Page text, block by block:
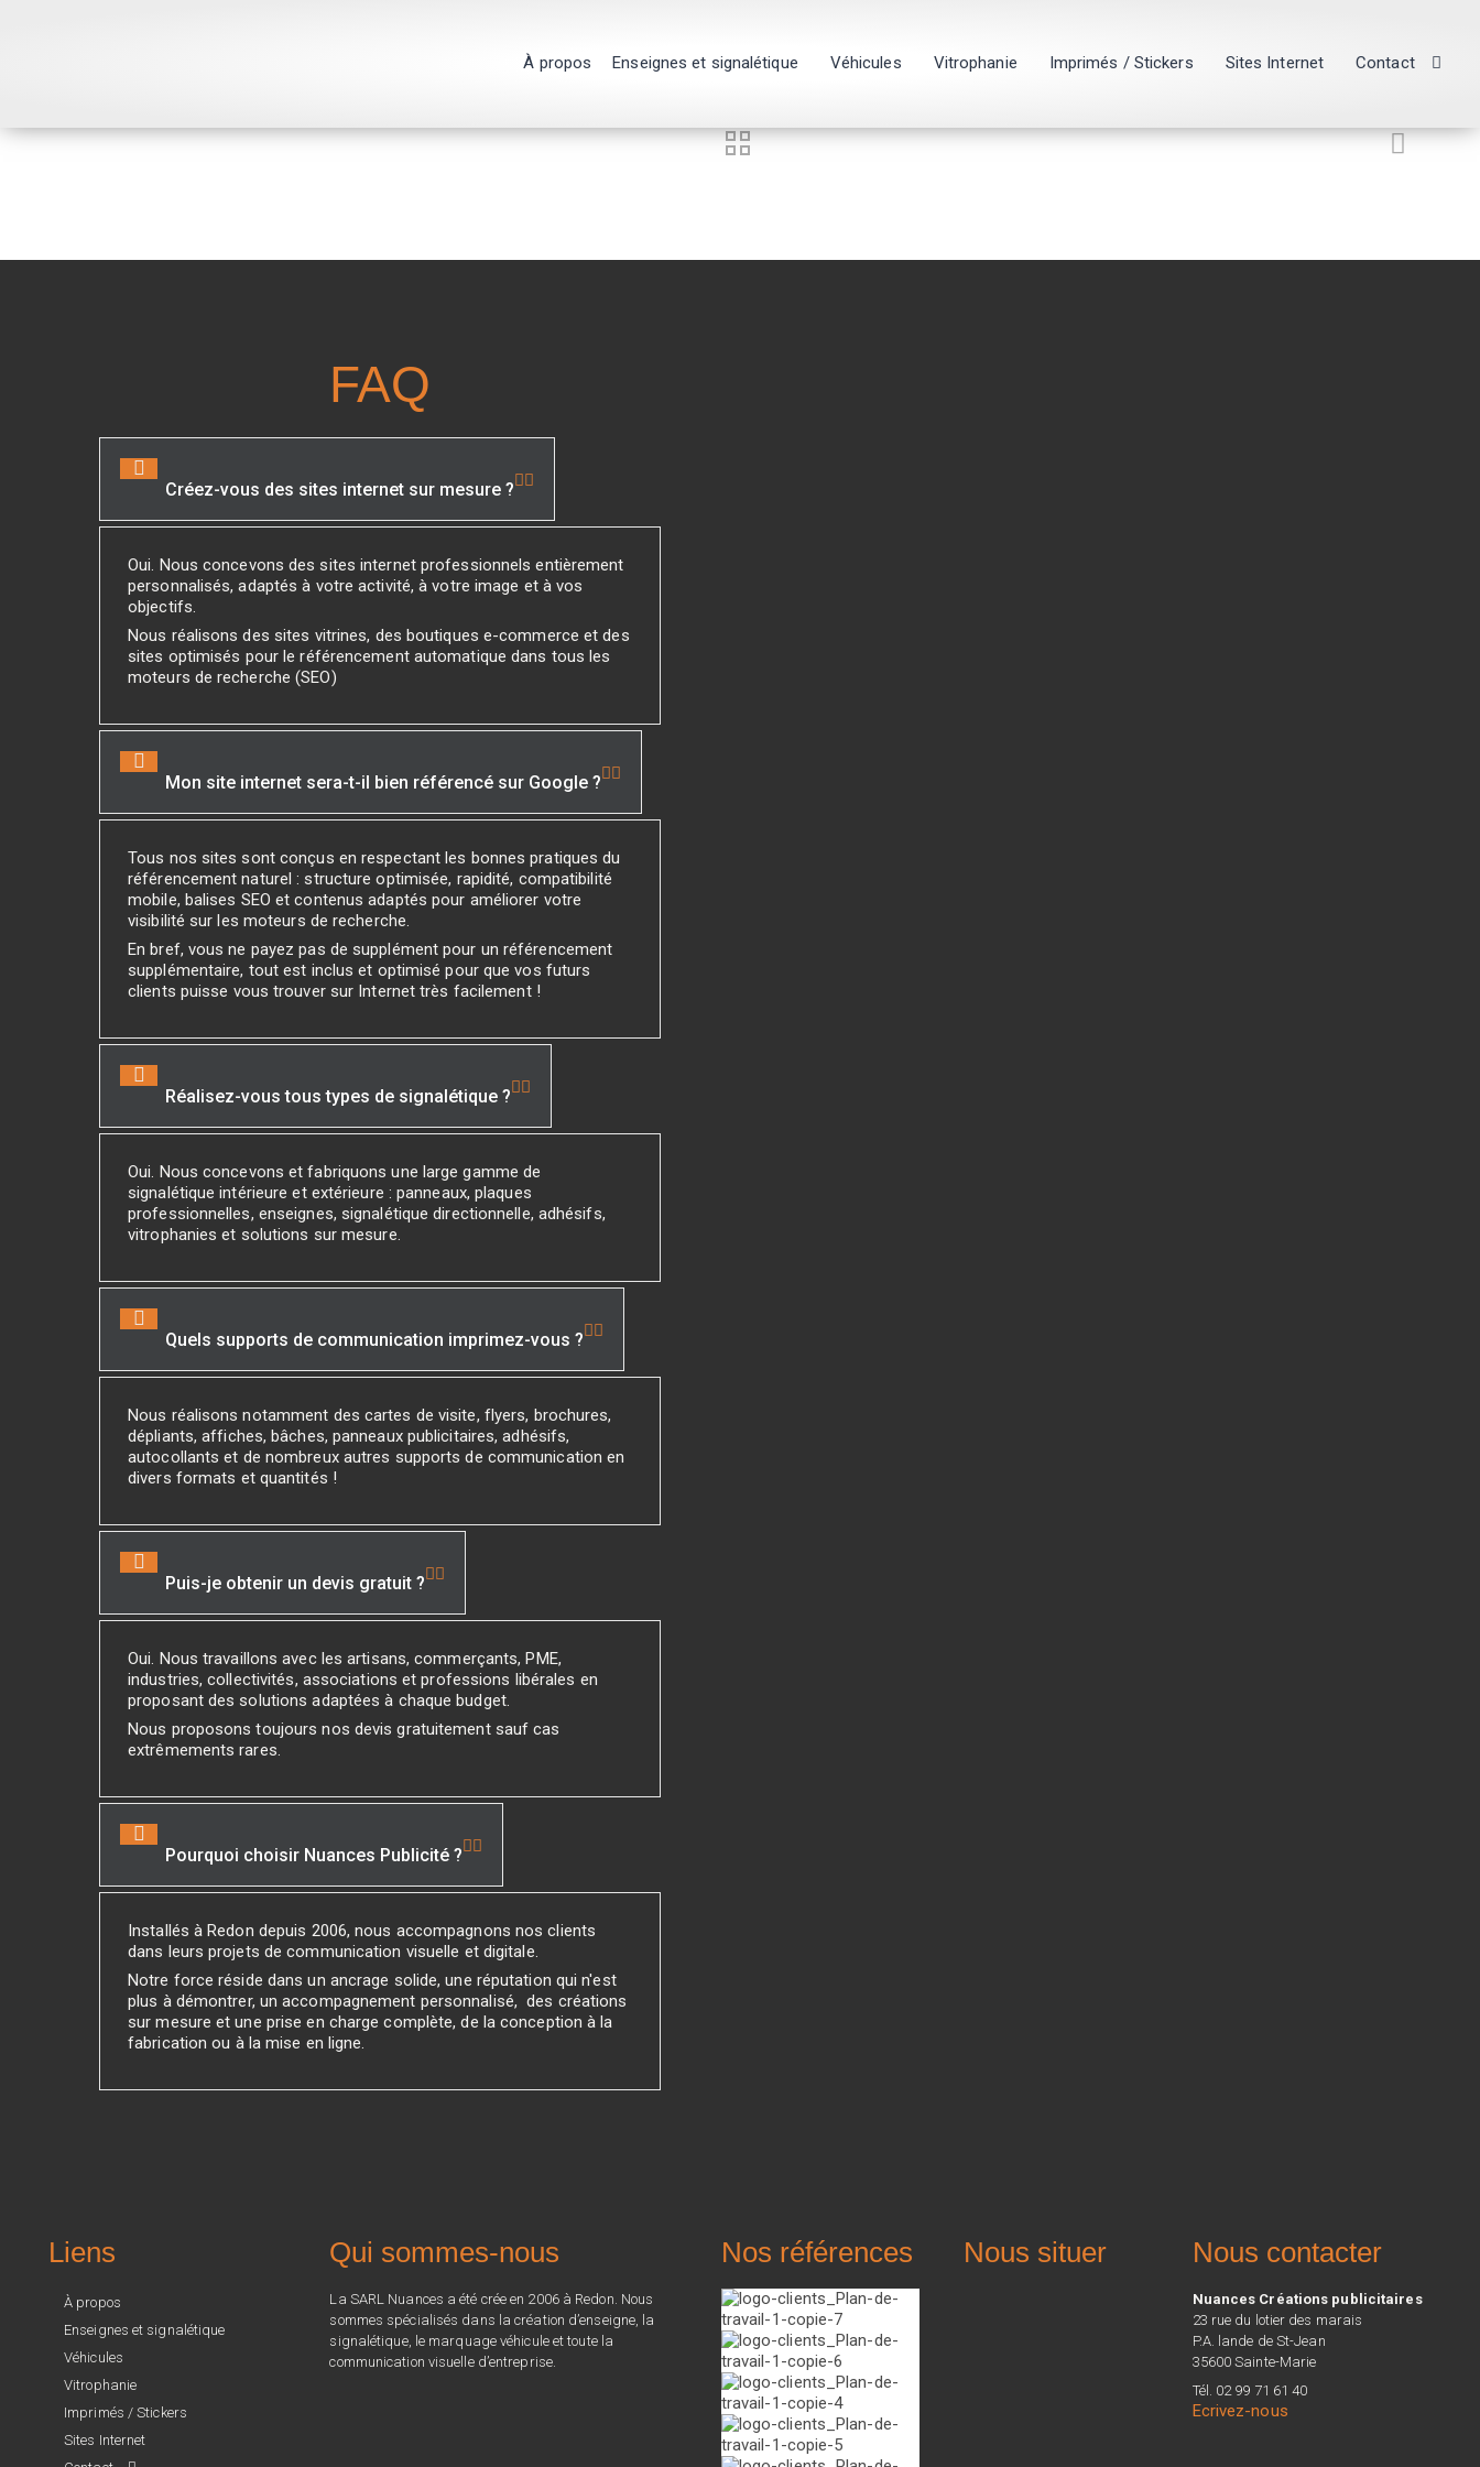
À propos Enseignes et signalétique Véhicules Vitrophanie Imprimés / Stickers Sites Internet Contact
FAQ
Créez-vous des sites internet sur mesure ?
Oui. Nous concevons des sites internet professionnels entièrement
personnalisés, adaptés à votre activité, à votre image et à vos
objectifs.
Nous réalisons des sites vitrines, des boutiques e-commerce et des
sites optimisés pour le référencement automatique dans tous les
moteurs de recherche (SEO)
Mon site internet sera-t-il bien référencé sur Google ?
Tous nos sites sont conçus en respectant les bonnes pratiques du
référencement naturel : structure optimisée, rapidité, compatibilité
mobile, balises SEO et contenus adaptés pour améliorer votre
visibilité sur les moteurs de recherche.
En bref, vous ne payez pas de supplément pour un référencement
supplémentaire, tout est inclus et optimisé pour que vos futurs
clients puisse vous trouver sur Internet très facilement !
Réalisez-vous tous types de signalétique ?
Oui. Nous concevons et fabriquons une large gamme de
signalétique intérieure et extérieure : panneaux, plaques
professionnelles, enseignes, signalétique directionnelle, adhésifs,
vitrophanies et solutions sur mesure.
Quels supports de communication imprimez-vous ?
Nous réalisons notamment des cartes de visite, flyers, brochures,
dépliants, affiches, bâches, panneaux publicitaires, adhésifs,
autocollants et de nombreux autres supports de communication en
divers formats et quantités !
Puis-je obtenir un devis gratuit ?
Oui. Nous travaillons avec les artisans, commerçants, PME,
industries, collectivités, associations et professions libérales en
proposant des solutions adaptées à chaque budget.
Nous proposons toujours nos devis gratuitement sauf cas
extrêmements rares.
Pourquoi choisir Nuances Publicité ?
Installés à Redon depuis 2006, nous accompagnons nos clients
dans leurs projets de communication visuelle et digitale.
Notre force réside dans un ancrage solide, une réputation qui n'est
plus à démontrer, un accompagnement personnalisé, des créations
sur mesure et une prise en charge complète, de la conception à la
fabrication ou à la mise en ligne.
Liens
À propos
Enseignes et signalétique
Véhicules
Vitrophanie
Imprimés / Stickers
Sites Internet
Qui sommes-nous
La SARL Nuances a été crée en 2006 à Redon. Nous
sommes spécialisés dans la création d’enseigne, la
signalétique, le marquage véhicule et toute la
communication visuelle d’entreprise.
Nos références Nous situer Nous contacter
Nuances Créations publicitaires
23 rue du lotier des marais
P.A. lande de St-Jean
35600 Sainte-Marie
Tél. 02 99 71 61 40
Ecrivez-nous